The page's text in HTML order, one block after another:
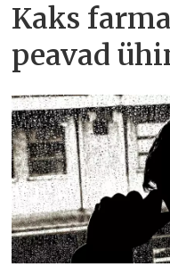
Kaks
peavad